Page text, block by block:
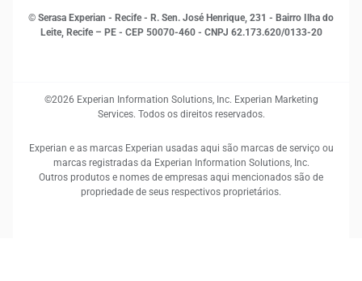
© Serasa Experian - Recife - R. Sen. José Henrique, 231 - Bairro Ilha do
Leite, Recife – PE - CEP 50070-460 - CNPJ 62.173.620/0133-20
©2026 Experian Information Solutions, Inc. Experian Marketing
Services. Todos os direitos reservados.
Experian e as marcas Experian usadas aqui são marcas de serviço ou
marcas registradas da Experian Information Solutions, Inc.
Outros produtos e nomes de empresas aqui mencionados são de
propriedade de seus respectivos proprietários.